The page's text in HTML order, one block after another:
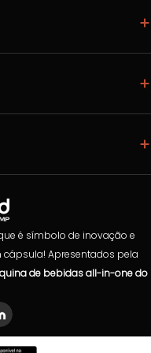
é símbolo de inovação e
Apresentados pela
de bebidas all-in-one do